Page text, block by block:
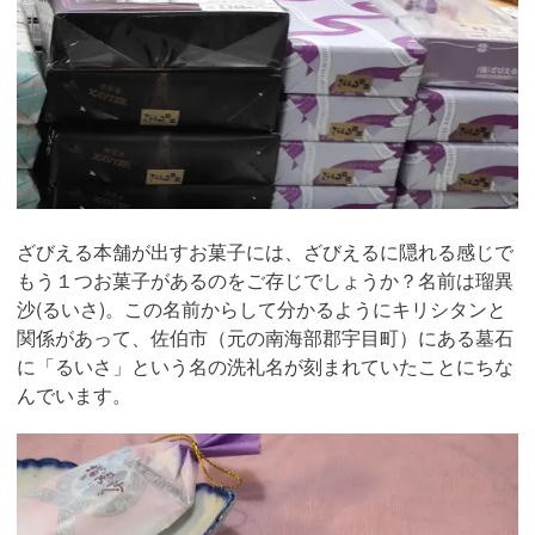
ざびえる本舗が出すお菓子には、ざびえるに隠れる感じで
もう１つお菓子があるのをご存じでしょうか？名前は瑠異
沙(るいさ)。この名前からして分かるようにキリシタンと
関係があって、佐伯市（元の南海部郡宇目町）にある墓石
に「るいさ」という名の洗礼名が刻まれていたことにちな
んでいます。